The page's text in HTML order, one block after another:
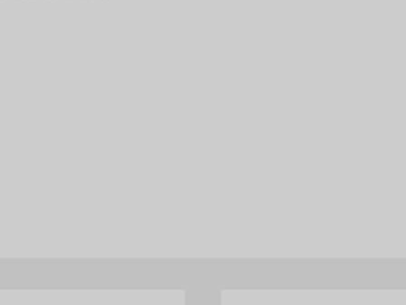
har vi något för dig.
på: